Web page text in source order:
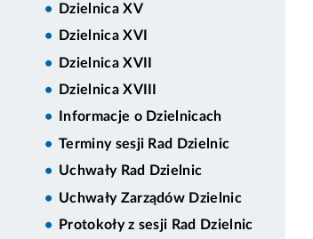
Dzielnica XV
Dzielnica XVI
Dzielnica XVII
Dzielnica XVIII
Informacje o Dzielnicach
Terminy sesji Rad Dzielnic
Uchwały Rad Dzielnic
Uchwały Zarządów Dzielnic
Protokoły z sesji Rad Dzielnic